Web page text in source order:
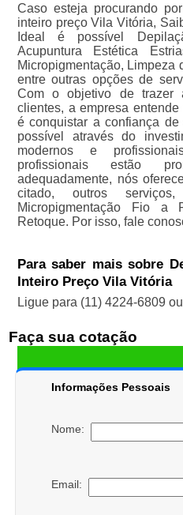
Caso esteja procurando
inteiro preço Vila Vitória,
Ideal é possível
Acupuntura Estética
Micropigmentação, Limpeza
entre outras opções de
Com o objetivo de trazer
clientes, a empresa
é conquistar a confiança
possível através do
modernos e
profissionais estão
adequadamente, nós
citado, outros
Micropigmentação Fio a
Retoque. Por isso, fale
Para saber mais sobre
Inteiro Preço Vila Vitória
Ligue para (11) 4224-6809
Faça sua cotação
Informações Pessoais
Nome:
Email: